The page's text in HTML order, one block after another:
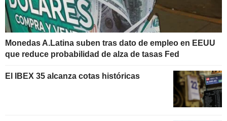
Monedas A.Latina suben tras dato de empleo en EEUU
que reduce probabilidad de alza de tasas Fed
El IBEX 35 alcanza cotas históricas